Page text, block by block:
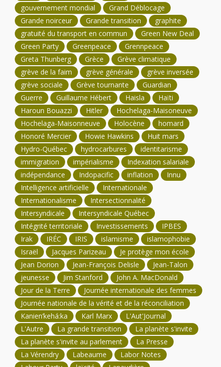
gouvernement mondial
Grand Déblocage
Grande noirceur
Grande transition
graphite
gratuité du transport en commun
Green New Deal
Green Party
Greenpeace
Grennpeace
Greta Thunberg
Grèce
Grève climatique
grève de la faim
grève générale
grève inversée
grève sociale
Grève tournante
Guardian
Guerre
Guillaume Hébert Haisla
Haïti
Haroun Bouazzi
Hitler
Hochelaga-Maisoneuve
Hochelaga-Maisonneuve
Holocène
homard
Honoré Mercier
Howie Hawkins
Huit mars
Hydro-Québec
hydrocarbures
identitarisme
immigration
impérialisme
Indexation salariale
indépendance
Indopacific inflation
Innu
Intelligence artificielle
Internationale
Internationalisme
Intersectionnalité
Intersyndicale
Intersyndicale Québec
Intégrité territoriale
Investissements
IPBES
Irak
IRÉC IRIS islamisme
islamophobie
Israël
Jacques Parizeau
Je protège mon école
Jean Dorion
Jean-François Delisle
Jean-Talon
jeunesse
Jim Stanford
John A. MacDonald
Jour de la Terre
Journée internationale des femmes
Journée nationale de la vérité et de la réconciliation
Kanien’kehá:ka
Karl Marx
L'Aut'Journal
L'Autre
La grande transition
La planète s'invite
La planète s'invite au parlement
La Presse
La Vérendry
Labeaume
Labor Notes